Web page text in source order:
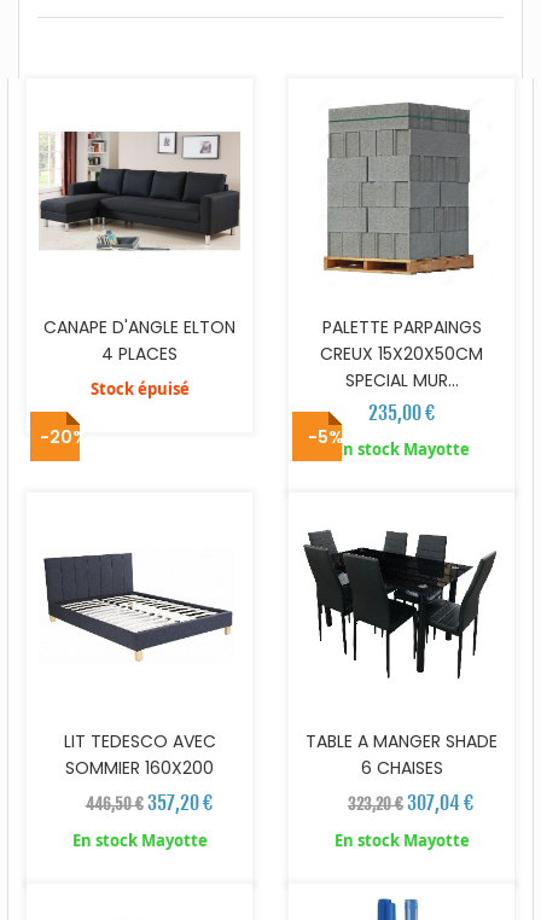
CANAPE D'ANGLE ELTON
4 PLACES
Stock épuisé
PALETTE PARPAINGS
CREUX 15X20X50CM
SPECIAL MUR...
235,00 €
En stock Mayotte
-20%
LIT TEDESCO AVEC
SOMMIER 160X200
446,50 € 357,20 €
En stock Mayotte
-5%
TABLE A MANGER SHADE
6 CHAISES
323,20 €307,04 €
En stock Mayotte